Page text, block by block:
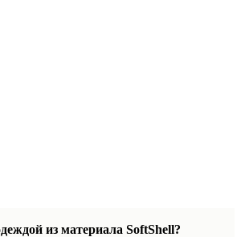
из материала SoftShell?